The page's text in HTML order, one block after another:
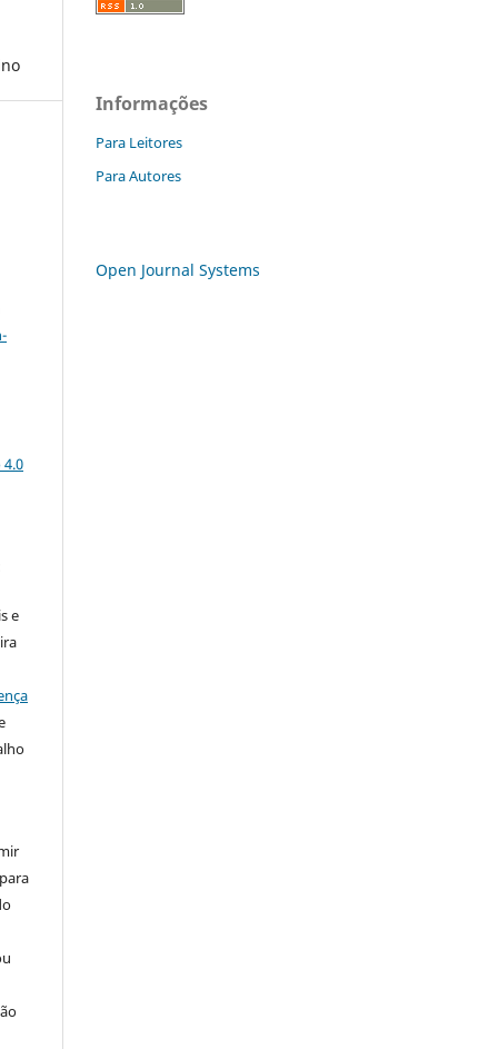
e
Informações
Para Leitores
Para Autores
Open Journal Systems